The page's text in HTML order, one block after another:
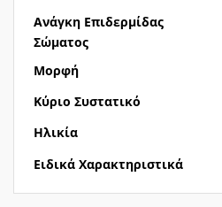
Ανάγκη Επιδερμίδας
Σώματος
Μορφή
Κύριο Συστατικό
Ηλικία
Ειδικά Χαρακτηριστικά